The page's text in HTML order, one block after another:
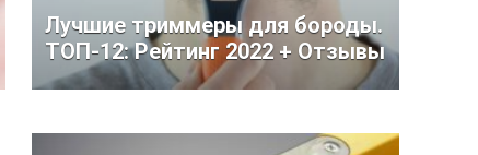
Лучшие триммеры для бороды.
ТОП-12: Рейтинг 2022 + Отзывы